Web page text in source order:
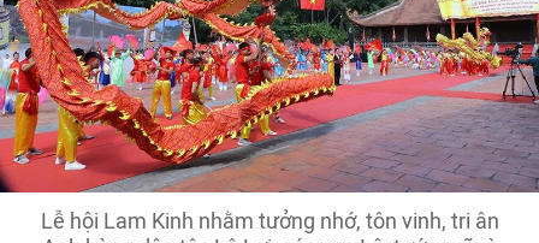
Lễ hội Lam Kinh nhằm tưởng nhớ, tôn vinh, tri ân